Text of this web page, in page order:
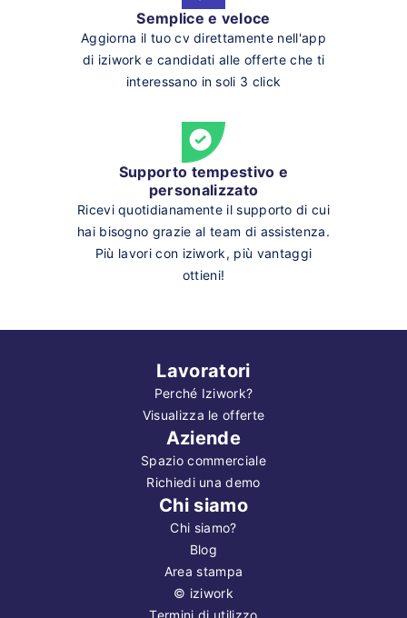
Semplice e veloce
Aggiorna il tuo cv direttamente nell'app
di iziwork e candidati alle offerte che ti
interessano in soli 3 click
Supporto tempestivo e
personalizzato
Ricevi quotidianamente il supporto di cui
hai bisogno grazie al team di assistenza.
Più lavori con iziwork, più vantaggi
ottieni!
Lavoratori
Perché Iziwork?
Visualizza le offerte
Aziende
Spazio commerciale
Richiedi una demo
Chi siamo
Chi siamo?
Blog
Area stampa
© iziwork
Termini di utilizzo